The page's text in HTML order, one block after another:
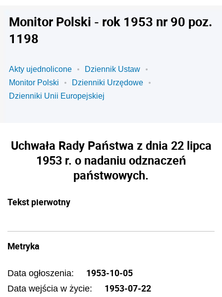
Monitor Polski - rok 1953 nr 90 poz.
1198
Akty ujednolicone
Dziennik Ustaw
Monitor Polski
Dzienniki Urzędowe
Dzienniki Unii Europejskiej
Uchwała Rady Państwa z dnia 22 lipca
1953 r. o nadaniu odznaczeń
państwowych.
Tekst pierwotny
Metryka
Data ogłoszenia: 1953-10-05
Data wejścia w życie: 1953-07-22